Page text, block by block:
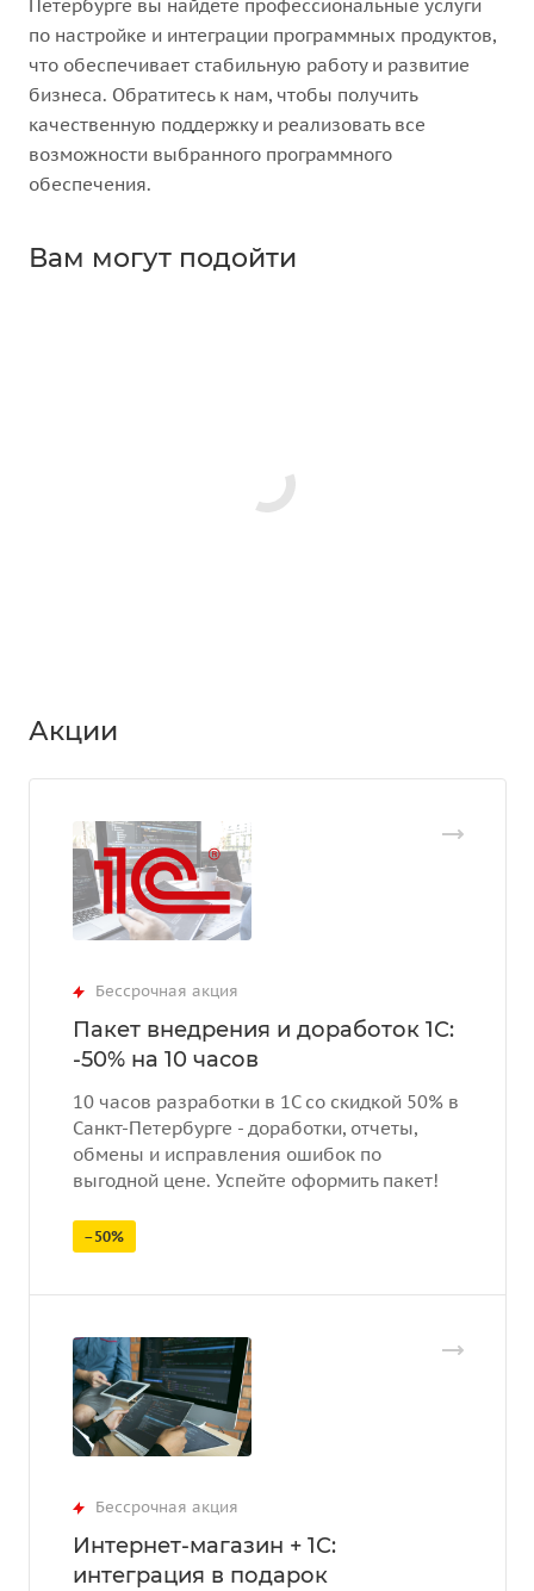
Петербурге вы найдете профессиональные услуги
по настройке и интеграции программных продуктов,
что обеспечивает стабильную работу и развитие
бизнеса. Обратитесь к нам, чтобы получить
качественную поддержку и реализовать все
возможности выбранного программного
обеспечения.
Вам могут подойти
Акции
Бессрочная акция
Пакет внедрения и доработок 1С:
-50% на 10 часов
10 часов разработки в 1С со скидкой 50% в
Санкт-Петербурге - доработки, отчеты,
обмены и исправления ошибок по
выгодной цене. Успейте оформить пакет!
–50%
Бессрочная акция
Интернет-магазин + 1С:
интеграция в подарок